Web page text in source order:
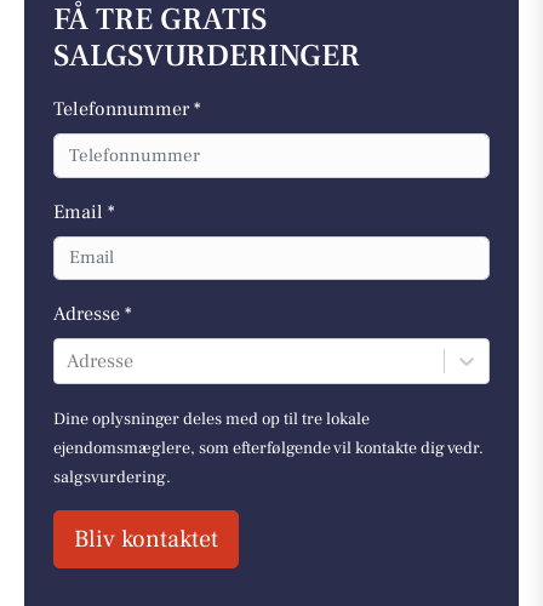
FÅ TRE GRATIS
SALGSVURDERINGER
Telefonnummer *
Email *
Adresse *
Adresse
Dine oplysninger deles med op til tre lokale
ejendomsmæglere, som efterfølgende vil kontakte dig vedr.
salgsvurdering.
Bliv kontaktet